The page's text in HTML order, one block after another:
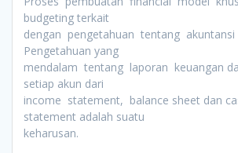
budgeting terkait
dengan pengetahuan tentang akuntansi
Pengetahuan yang
mendalam tentang laporan keuangan
setiap akun dari
income statement, balance sheet dan
statement adalah suatu
keharusan.